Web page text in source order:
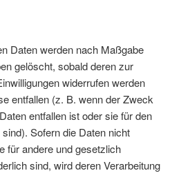
Daten werden nach Maßgabe
gelöscht, sobald deren zur
widerrufen werden
entfallen (z. B. wenn der Zweck
entfallen ist oder sie für den
Sofern die Daten nicht
für andere und gesetzlich
sind, wird deren Verarbeitung